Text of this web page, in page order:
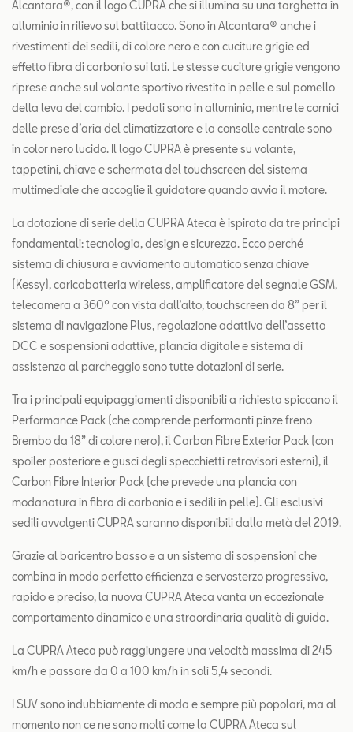
Alcantara®, con il logo CUPRA che si illumina su una targhetta in
alluminio in rilievo sul battitacco. Sono in Alcantara® anche i
rivestimenti dei sedili, di colore nero e con cuciture grigie ed
effetto fibra di carbonio sui lati. Le stesse cuciture grigie vengono
riprese anche sul volante sportivo rivestito in pelle e sul pomello
della leva del cambio. I pedali sono in alluminio, mentre le cornici
delle prese d’aria del climatizzatore e la consolle centrale sono
in color nero lucido. Il logo CUPRA è presente su volante,
tappetini, chiave e schermata del touchscreen del sistema
multimediale che accoglie il guidatore quando avvia il motore.
La dotazione di serie della CUPRA Ateca è ispirata da tre principi
fondamentali: tecnologia, design e sicurezza. Ecco perché
sistema di chiusura e avviamento automatico senza chiave
(Kessy), caricabatteria wireless, amplificatore del segnale GSM,
telecamera a 360º con vista dall’alto, touchscreen da 8” per il
sistema di navigazione Plus, regolazione adattiva dell’assetto
DCC e sospensioni adattive, plancia digitale e sistema di
assistenza al parcheggio sono tutte dotazioni di serie.
Tra i principali equipaggiamenti disponibili a richiesta spiccano il
Performance Pack (che comprende performanti pinze freno
Brembo da 18” di colore nero), il Carbon Fibre Exterior Pack (con
spoiler posteriore e gusci degli specchietti retrovisori esterni), il
Carbon Fibre Interior Pack (che prevede una plancia con
modanatura in fibra di carbonio e i sedili in pelle). Gli esclusivi
sedili avvolgenti CUPRA saranno disponibili dalla metà del 2019.
Grazie al baricentro basso e a un sistema di sospensioni che
combina in modo perfetto efficienza e servosterzo progressivo,
rapido e preciso, la nuova CUPRA Ateca vanta un eccezionale
comportamento dinamico e una straordinaria qualità di guida.
La CUPRA Ateca può raggiungere una velocità massima di 245
km/h e passare da 0 a 100 km/h in soli 5,4 secondi.
I SUV sono indubbiamente di moda e sempre più popolari, ma al
momento non ce ne sono molti come la CUPRA Ateca sul